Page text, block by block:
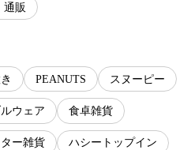
通販
PEANUTS スヌーピー
ウェア 食卓雑貨
ー雑貨 ハシートップイン